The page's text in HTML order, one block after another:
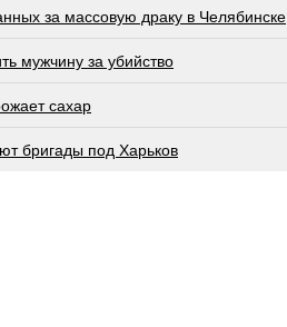
за массовую драку в Челябинске
мужчину за убийство
сахар
бригады под Харьков